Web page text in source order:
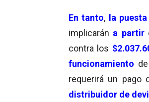
En tanto, la
implicarán a partir
contra los
funcionamiento
requerirá un pago
distribuidor de